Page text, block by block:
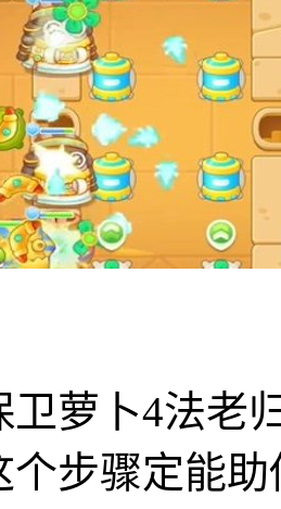
卫萝卜4法老
个步骤定能